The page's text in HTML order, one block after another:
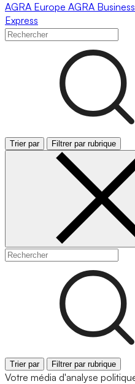
AGRA Europe AGRA Business
Express
Trier par Filtrer par rubrique
Trier par Filtrer par rubrique
Votre média d'analyse